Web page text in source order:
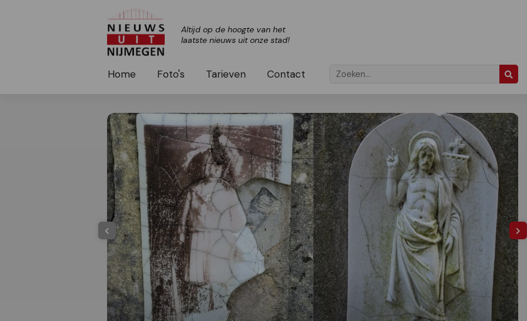
Altijd op de hoogte van het
laatste nieuws uit onze stad!
Home Foto's Tarieven Contact